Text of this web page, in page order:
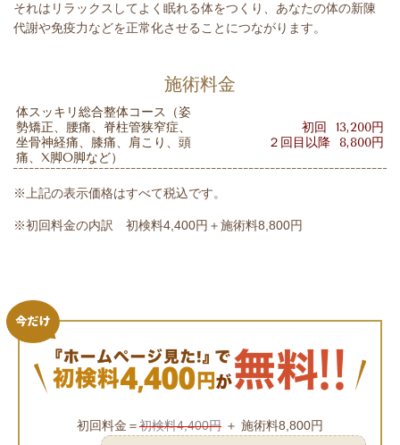
それはリラックスしてよく眠れる体をつくり、あなたの体の新陳
代謝や免疫力などを正常化させることにつながります。
施術料金
体スッキリ総合整体コース（姿
勢矯正、腰痛、脊柱管狭窄症、
坐骨神経痛、膝痛、肩こり、頭
痛、X脚O脚など）
初回 13,200円
２回目以降 8,800円
※上記の表示価格はすべて税込です。
※初回料金の内訳 初検料4,400円＋施術料8,800円
初回料金＝初検料4,400円 ＋ 施術料8,800円